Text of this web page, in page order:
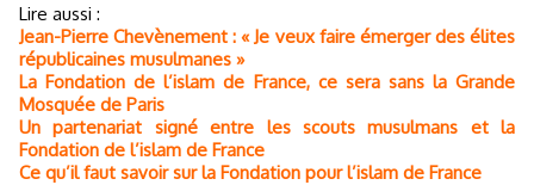
Lire aussi :
Jean-Pierre Chevènement : « Je veux faire émerger des élites
républicaines musulmanes »
La Fondation de l’islam de France, ce sera sans la Grande
Mosquée de Paris
Un partenariat signé entre les scouts musulmans et la
Fondation de l’islam de France
Ce qu’il faut savoir sur la Fondation pour l’islam de France